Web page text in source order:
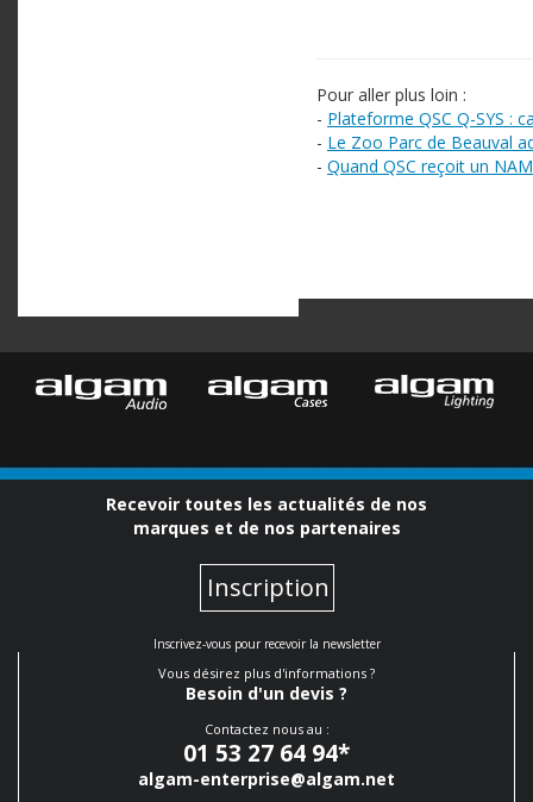
Pour aller plus loin :
- Plateforme QSC Q-SYS :
- Le Zoo Parc de Beauval
- Quand QSC reçoit un
Recevoir toutes les actualités de nos
marques et de nos partenaires
Inscription
Inscrivez-vous pour recevoir la newsletter
Vous désirez plus d'informations ?
Besoin d'un devis ?
Contactez nous au :
01 53 27 64 94*
algam-enterprise@algam.net